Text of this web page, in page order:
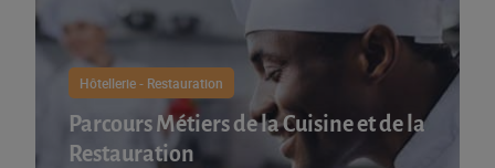
Hôtellerie - Restauration
Parcours Métiers de la Cuisine et de la
Restauration​